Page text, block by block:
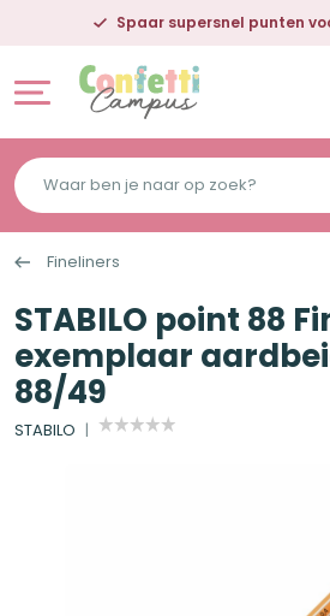
Spaar supersnel punten
Waar
ben
je
naar
op
zoek?
Fineliners
STABILO point 88
exemplaar
88/49
STABILO